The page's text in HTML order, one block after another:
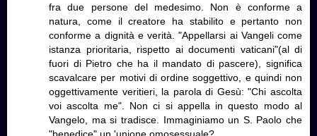
fra due persone del medesimo. Non è conforme a
natura, come il creatore ha stabilito e pertanto non
conforme a dignità e verità. "Appellarsi ai Vangeli come
istanza prioritaria, rispetto ai documenti vaticani"(al di
fuori di Pietro che ha il mandato di pascere), significa
scavalcare per motivi di ordine soggettivo, e quindi non
oggettivamente veritieri, la parola di Gesù: "Chi ascolta
voi ascolta me". Non ci si appella in questo modo al
Vangelo, ma si tradisce. Immaginiamo un S. Paolo che